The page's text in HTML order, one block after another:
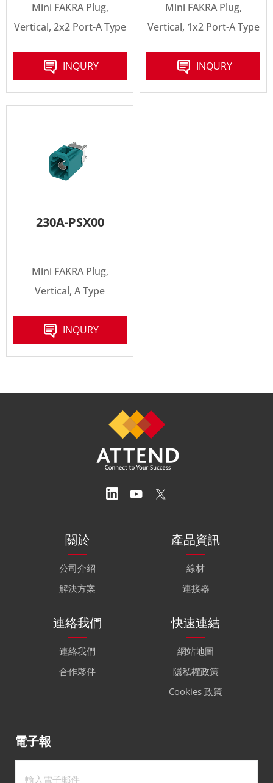
Mini FAKRA Plug,
Vertical, 2x2 Port-A Type
INQURY
Mini FAKRA Plug,
Vertical, 1x2 Port-A Type
INQURY
230A-PSX00
Mini FAKRA Plug,
Vertical, A Type
INQURY
關於
公司介紹
解決方案
產品資訊
線材
連接器
連絡我們
連絡我們
合作夥伴
快速連結
網站地圖
隱私權政策
Cookies 政策
電子報